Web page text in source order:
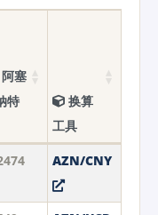
塞
特
换算
工具
AZN/CNY